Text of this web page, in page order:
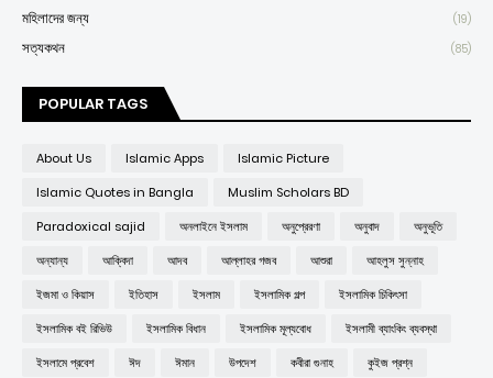
মহিলাদের জন্য (19)
সত্যকথন (85)
POPULAR TAGS
About Us Islamic Apps
Islamic Picture
Islamic Quotes in Bangla
Muslim Scholars BD
Paradoxical sajid
অনলাইনে ইসলাম অনুপ্রেরণা অনুবাদ
অনুভূতি
অন্যান্য
আক্বিদা আদব আল্লাহর গজব আশুরা
আহলুস সুন্নাহ
ইজমা ও কিয়াস
ইতিহাস ইসলাম ইসলামিক গল্প
ইসলামিক চিকিৎসা
ইসলামিক বই রিভিউ
ইসলামিক বিধান ইসলামিক মূল্যবোধ
ইসলামী ব্যাংকিং ব্যবস্থা
ইসলামে প্রবেশ
ঈদ ঈমান উপদেশ কবীরা গুনাহ
কুইজ প্রশ্ন